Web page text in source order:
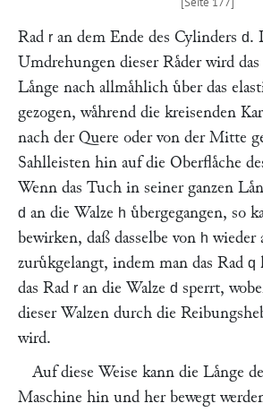
Rad r an dem Ende des Cylinders d.
Umdrehungen dieser Raͤder wird
Laͤnge nach allmaͤhlich uͤber das
gezogen, waͤhrend die kreisenden
nach der Quere oder von der Mitte
Sahlleisten hin auf die Oberflaͤche
Wenn das Tuch in seiner ganzen
d an die Walze h uͤbergegangen, so
bewirken, daß dasselbe von h wieder
zuruͤkgelangt, indem man das Rad q
das Rad r an die Walze d sperrt,
dieser Walzen durch die
wird.
Auf diese Weise kann die Laͤnge
Maschine hin und her bewegt